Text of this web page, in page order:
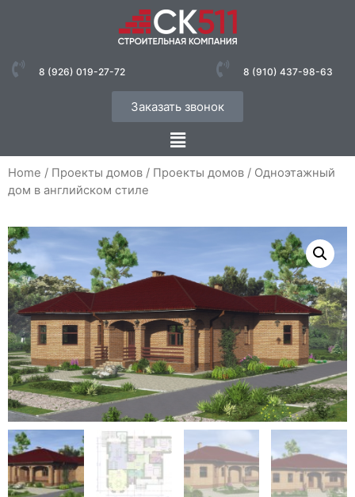
8 (926) 019-27-72 8 (910) 437-98-63
Заказать звонок
Home / Проекты домов / Проекты домов / Одноэтажный
дом в английском стиле